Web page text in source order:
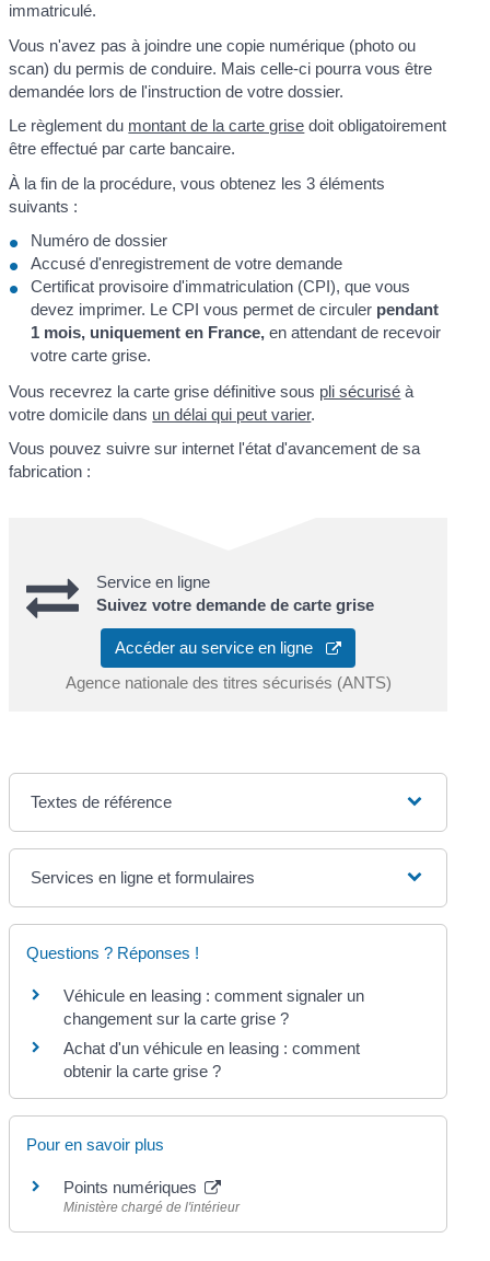
immatriculé.
Vous n'avez pas à joindre une copie numérique (photo ou
scan) du permis de conduire. Mais celle-ci pourra vous être
demandée lors de l'instruction de votre dossier.
Le règlement du montant de la carte grise doit obligatoirement
être effectué par carte bancaire.
À la fin de la procédure, vous obtenez les 3 éléments
suivants :
Numéro de dossier
Accusé d'enregistrement de votre demande
Certificat provisoire d'immatriculation (CPI), que vous
devez imprimer. Le CPI vous permet de circuler pendant
1 mois, uniquement en France, en attendant de recevoir
votre carte grise.
Vous recevrez la carte grise définitive sous pli sécurisé à
votre domicile dans un délai qui peut varier.
Vous pouvez suivre sur internet l'état d'avancement de sa
fabrication :
Service en ligne
Suivez votre demande de carte grise
Accéder au service en ligne
Agence nationale des titres sécurisés (ANTS)
Textes de référence
Services en ligne et formulaires
Questions ? Réponses !
Véhicule en leasing : comment signaler un
changement sur la carte grise ?
Achat d'un véhicule en leasing : comment
obtenir la carte grise ?
Pour en savoir plus
Points numériques
Ministère chargé de l'intérieur